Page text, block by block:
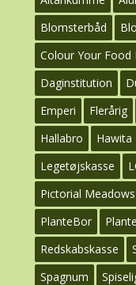
Blomsterbåd
Colour Your Food
Daginstitution
Emperi
Flerårig
Hallabro
Hawita
Legetøjskasse
Pictorial Meadows
PlanteBor
Redskabskasse
Spagnum